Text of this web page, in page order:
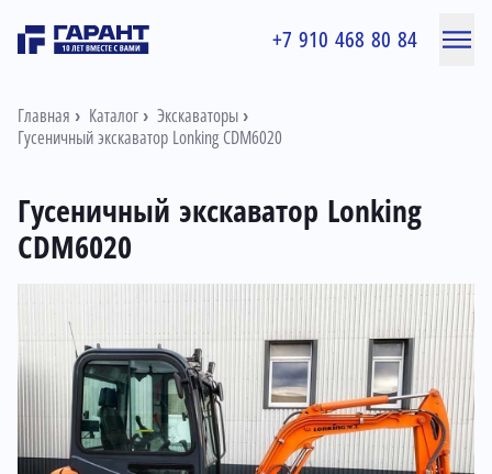
+7 910 468 80 84
Главная Каталог
Экскаваторы
Гусеничный экскаватор Lonking CDM6020
Гусеничный экскаватор Lonking
CDM6020